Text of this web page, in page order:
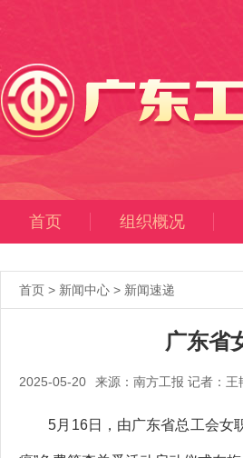
首页 组织概况
首页 > 新闻中心 > 新闻速递
广东省
2025-05-20 来源：南方工报 记者：王
5月16日，由广东省总工会女职